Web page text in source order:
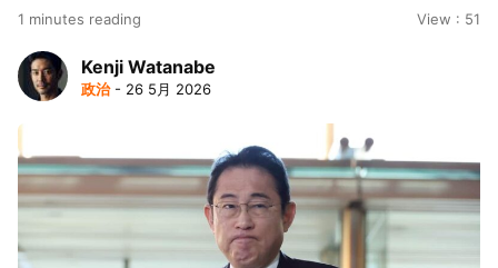
1 minutes reading View : 51
Kenji Watanabe
政治- 26 5月 2026